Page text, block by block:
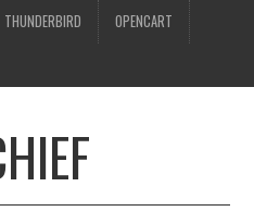
THUNDERBIRD OPENCART